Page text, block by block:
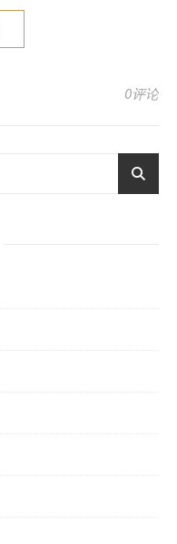
0评论